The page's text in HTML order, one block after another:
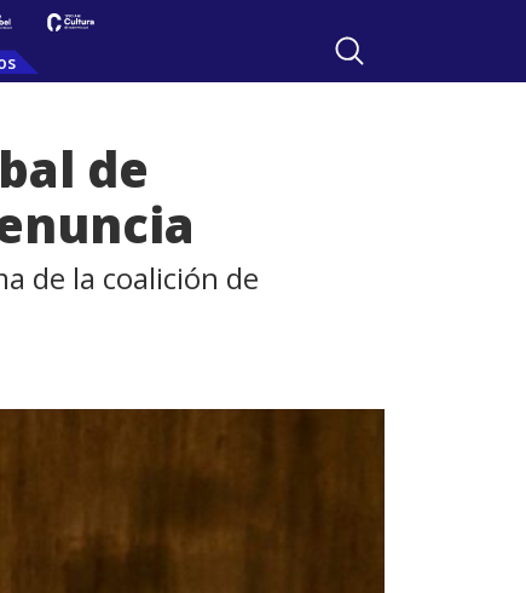
de
de la coalición de